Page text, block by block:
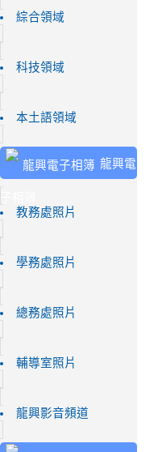
綜合領域
科技領域
本土語領域
龍興電
教務處照片
學務處照片
總務處照片
輔導室照片
龍興影音頻道